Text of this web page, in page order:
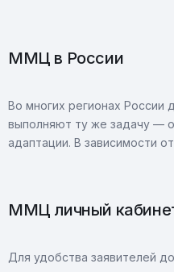
ММЦ в России
Во многих регионах
выполняют ту же задачу —
адаптации. В зависимости
ММЦ личный
Для удобства заявителей